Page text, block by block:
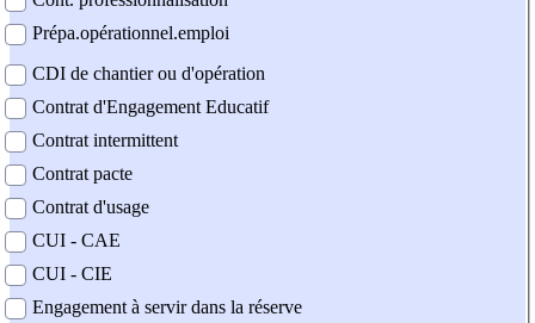
Prépa.opérationnel.emploi
CDI de chantier ou d'opération
Contrat d'Engagement Educatif
Contrat intermittent
Contrat pacte
Contrat d'usage
CUI - CAE
CUI - CIE
Engagement à servir dans la réserve